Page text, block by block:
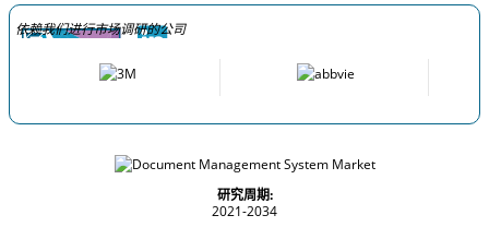
依赖我们进行市场调研的公司
研究周期:
2021-2034